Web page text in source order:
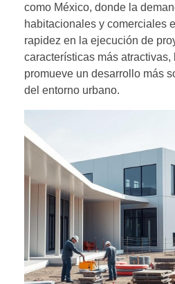
como México, donde la
habitacionales y comerciales
rapidez en la ejecución de
características más atractivas,
promueve un desarrollo más
del entorno urbano.